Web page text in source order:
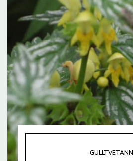
GULLTVETANN